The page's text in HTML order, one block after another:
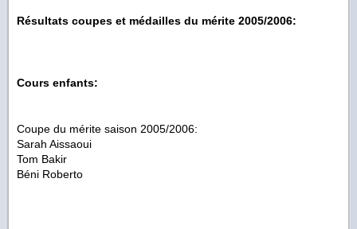
Résultats coupes et médailles du mérite 2005/2006:
Cours enfants:
Coupe du mérite saison 2005/2006:
Sarah Aissaoui
Tom Bakir
Béni Roberto